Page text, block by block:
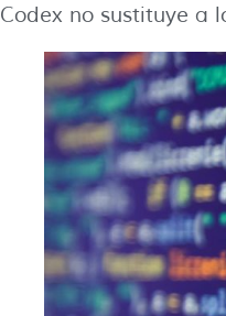
Codex no sustituye a